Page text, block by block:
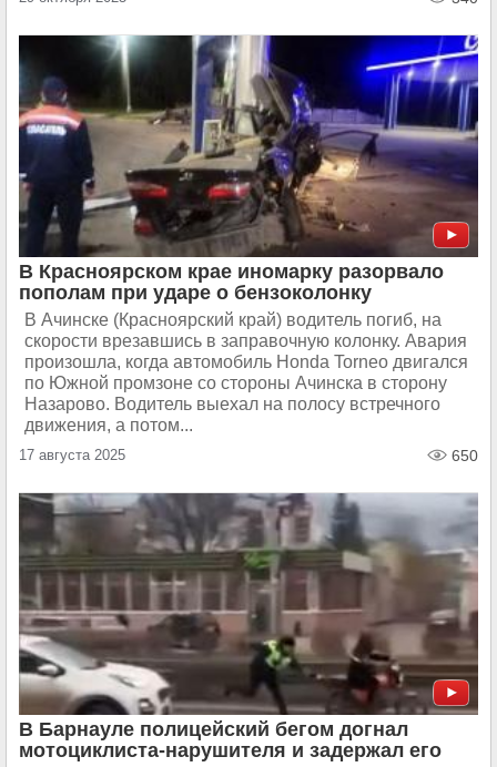
В Красноярском крае иномарку разорвало
пополам при ударе о бензоколонку
В Ачинске (Красноярский край) водитель погиб, на
скорости врезавшись в заправочную колонку. Авария
произошла, когда автомобиль Honda Torneo двигался
по Южной промзоне со стороны Ачинска в сторону
Назарово. Водитель выехал на полосу встречного
движения, а потом...
17 августа 2025 650
В Барнауле полицейский бегом догнал
мотоциклиста-нарушителя и задержал его